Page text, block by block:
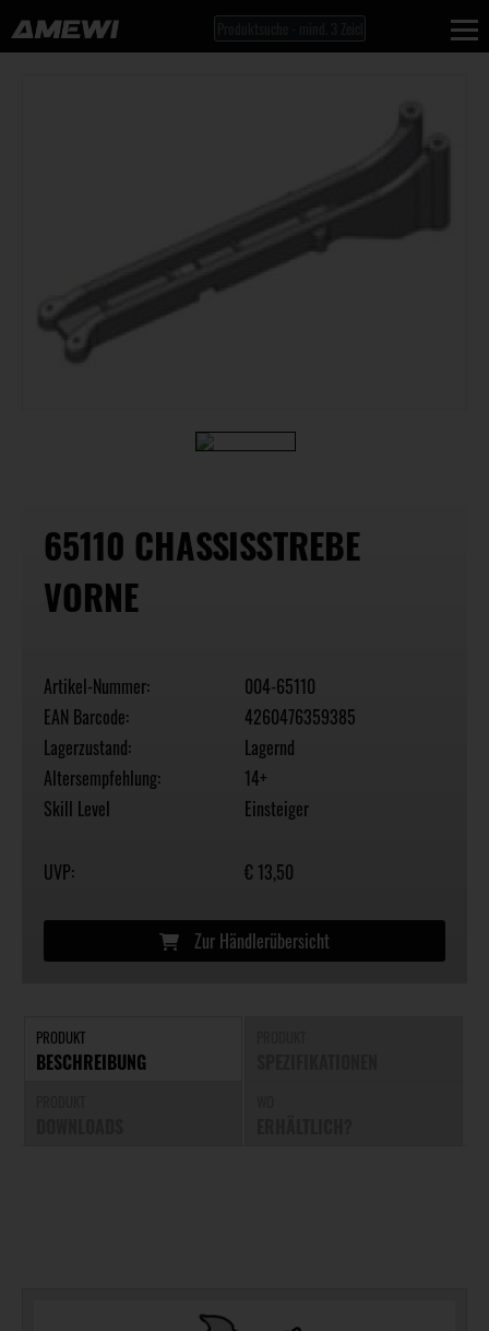
65110 CHASSISSTREBE
VORNE
Artikel-Nummer:
004-65110
EAN Barcode:
4260476359385
Lagerzustand:
Lagernd
Altersempfehlung:
14+
Skill Level
Einsteiger
UVP: € 13,50
Zur Händlerübersicht
PRODUKT
BESCHREIBUNG